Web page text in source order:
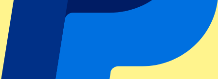
À propos de Ireland vs Japan
Compétition
Autumn Internationals 2025
Match
Ireland vs Japan
Stade